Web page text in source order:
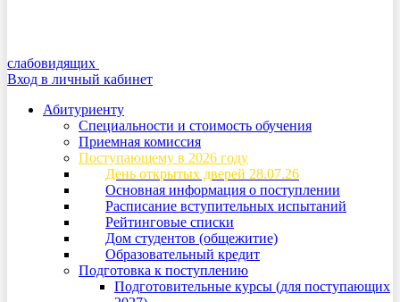
слабовидящих
Вход в личный кабинет
Абитуриенту
Специальности и стоимость обучения
Приемная комиссия
Поступающему в 2026 году
День открытых дверей 28.07.26
Основная информация о поступлении
Расписание вступительных испытаний
Рейтинговые списки
Дом студентов (общежитие)
Образовательный кредит
Подготовка к поступлению
Подготовительные курсы (для поступающих